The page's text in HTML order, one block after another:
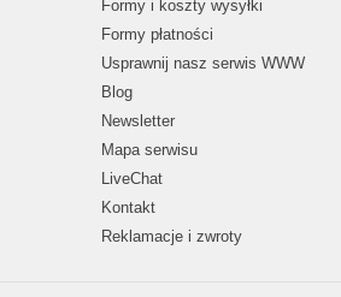
Formy i koszty wysyłki
Formy płatności
Usprawnij nasz serwis WWW
Blog
Newsletter
Mapa serwisu
LiveChat
Kontakt
Reklamacje i zwroty